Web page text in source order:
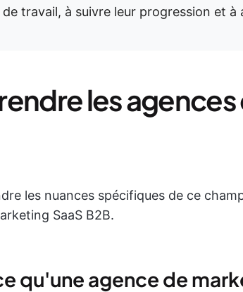
travail, à suivre leur progression et
les
les nuances spécifiques de ce
SaaS B2B.
qu'une agence de